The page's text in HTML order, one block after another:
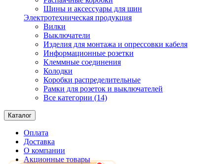
Шины и аксессуары для шин
Электротехническая продукция
Вилки
Выключатели
Изделия для монтажа и опрессовки кабеля
Информационные розетки
Клеммные соединения
Колодки
Коробки распределительные
Рамки для розеток и выключателей
Все категории (14)
Каталог
Оплата
Доставка
О компании
Акционные товары